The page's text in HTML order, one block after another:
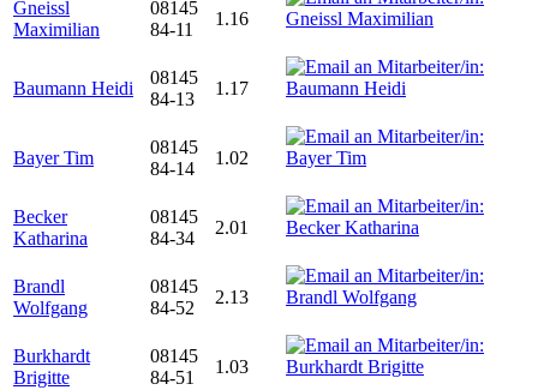
Gneissl
Maximilian
08145
84-11
1.16
Baumann Heidi
08145
84-13
1.17
Bayer Tim
08145
84-14
1.02
Becker
Katharina
08145
84-34
2.01
Brandl
Wolfgang
08145
84-52
2.13
Burkhardt
Brigitte
08145
84-51
1.03